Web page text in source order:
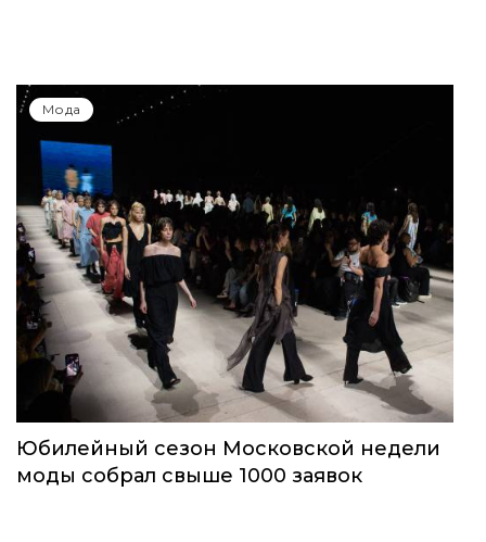
Мода
Юбилейный сезон Московской недели
моды собрал свыше 1000 заявок